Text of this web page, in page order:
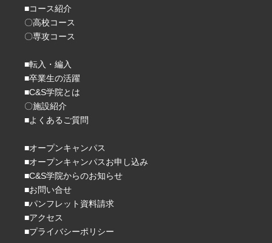
■コース紹介
〇高校コース
〇専攻コース
■転入・編入
■卒業生の活躍
■C&S学院とは
〇施設紹介
■よくあるご質問
■オープンキャンパス
■オープンキャンパスお申し込み
■C&S学院からのお知らせ
■お問い合せ
■パンフレット資料請求
■アクセス
■プライバシーポリシー